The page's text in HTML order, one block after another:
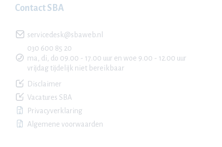
Contact SBA
servicedesk@sbaweb.nl
030 600 85 20
ma, di, do 09.00 - 17.00 uur en woe 9.00 - 12.00 uur
vrijdag tijdelijk niet bereikbaar
Disclaimer
Vacatures SBA
Privacyverklaring
Algemene voorwaarden